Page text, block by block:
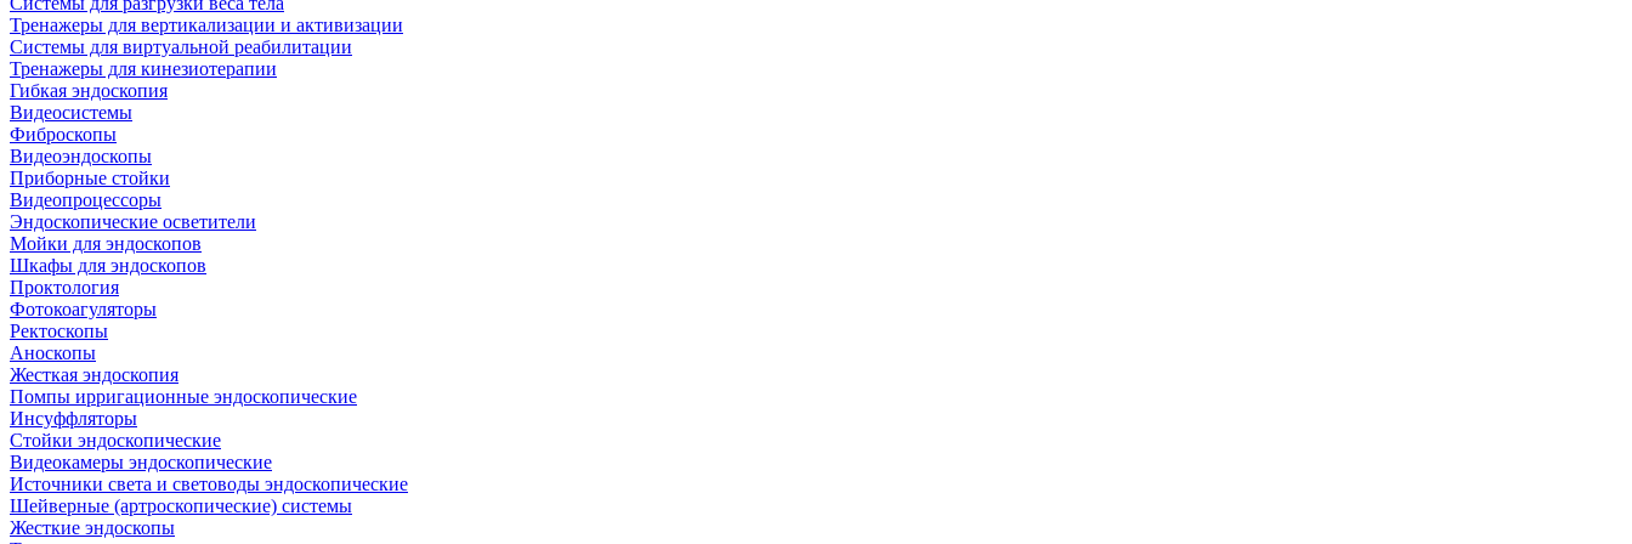
Тренажеры для вертикализации и активизации
Системы для виртуальной реабилитации
Тренажеры для кинезиотерапии
Гибкая эндоскопия
Видеосистемы
Фиброскопы
Видеоэндоскопы
Приборные стойки
Видеопроцессоры
Эндоскопические осветители
Мойки для эндоскопов
Шкафы для эндоскопов
Проктология
Фотокоагуляторы
Ректоскопы
Аноскопы
Жесткая эндоскопия
Помпы ирригационные эндоскопические
Инсуффляторы
Стойки эндоскопические
Видеокамеры эндоскопические
Источники света и световоды эндоскопические
Шейверные (артроскопические) системы
Жесткие эндоскопы